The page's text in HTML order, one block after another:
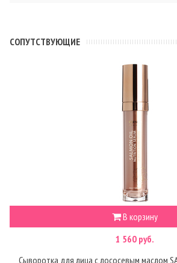
CОПУТСТВУЮЩИЕ
В корзину
1 560 руб.
Сыворотка для лица с лососевым маслом